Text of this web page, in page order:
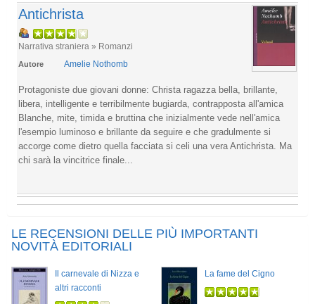
Antichrista
Narrativa straniera » Romanzi
Autore Amelie Nothomb
Protagoniste due giovani donne: Christa ragazza bella, brillante,
libera, intelligente e terribilmente bugiarda, contrapposta all'amica
Blanche, mite, timida e bruttina che inizialmente vede nell'amica
l'esempio luminoso e brillante da seguire e che gradulmente si
accorge come dietro quella facciata si celi una vera Antichrista. Ma
chi sarà la vincitrice finale...
LE RECENSIONI DELLE PIÙ IMPORTANTI
NOVITÀ EDITORIALI
Il carnevale di Nizza e
altri racconti
La fame del Cigno